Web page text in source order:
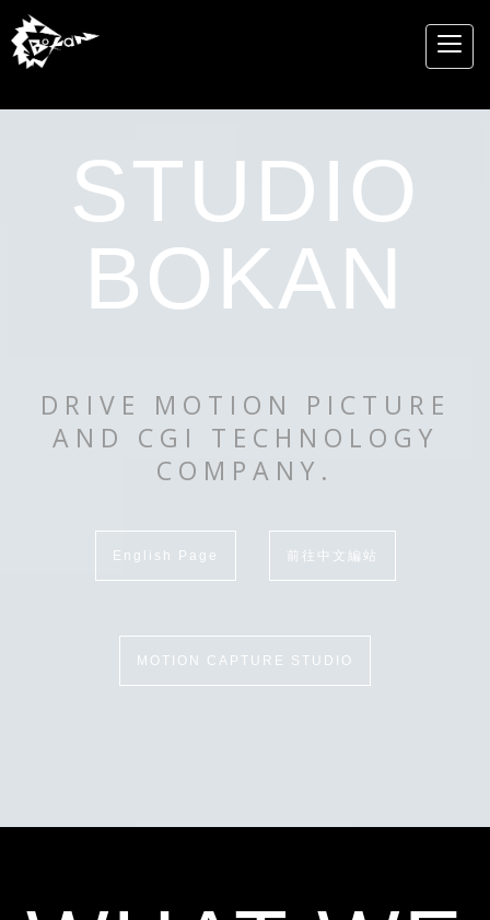
STUDIO
BOKAN
DRIVE MOTION PICTURE
AND CGI TECHNOLOGY
COMPANY.
English Page 前往中文編站
MOTION CAPTURE STUDIO